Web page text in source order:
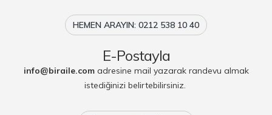
HEMEN ARAYIN: 0212 538 10 40
E-Postayla
info@biraile.comadresine mail yazarak randevu almak
istediğinizi belirtebilirsiniz.